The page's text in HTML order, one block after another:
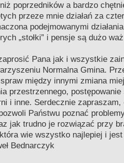
poprzedników a bardzo
przeze mnie działań za
podejmowanymi
„stołki” i pensje są dużo
Pana jak i wszystkie
Normalna Gmina.
między innymi zmiana
przestrzennego,
i inne. Serdecznie zapraszam,
Państwu poznać
jak trudno je rozwiązać przy
wie wszystko najlepiej i
Bednarczyk